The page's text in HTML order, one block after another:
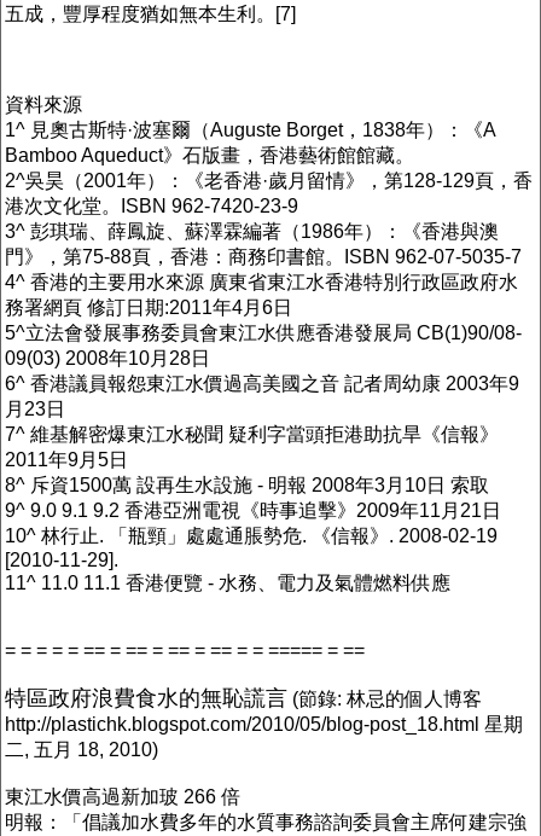
五成，豐厚程度猶如無本生利。[7]
資料來源
1^ 見奧古斯特·波塞爾（Auguste Borget，1838年）：《A
Bamboo Aqueduct》石版畫，香港藝術館館藏。
2^吳昊（2001年）：《老香港·歲月留情》，第128-129頁，香
港次文化堂。ISBN 962-7420-23-9
3^ 彭琪瑞、薛鳳旋、蘇澤霖編著（1986年）：《香港與澳
門》，第75-88頁，香港：商務印書館。ISBN 962-07-5035-7
4^ 香港的主要用水來源 廣東省東江水香港特別行政區政府水
務署網頁 修訂日期:2011年4月6日
5^立法會發展事務委員會東江水供應香港發展局 CB(1)90/08-
09(03) 2008年10月28日
6^ 香港議員報怨東江水價過高美國之音 記者周幼康 2003年9
月23日
7^ 維基解密爆東江水秘聞 疑利字當頭拒港助抗旱《信報》
2011年9月5日
8^ 斥資1500萬 設再生水設施 - 明報 2008年3月10日 索取
9^ 9.0 9.1 9.2 香港亞洲電視《時事追擊》2009年11月21日
10^ 林行止. 「瓶頸」處處通脹勢危. 《信報》. 2008-02-19
[2010-11-29].
11^ 11.0 11.1 香港便覽 - 水務、電力及氣體燃料供應
= = = = = == = == = == = == = = ===== = ==
特區政府浪費食水的無恥謊言 (節錄: 林忌的個人博客
http://plastichk.blogspot.com/2010/05/blog-post_18.html 星期
二, 五月 18, 2010)
東江水價高過新加玻 266 倍
明報：「倡議加水費多年的水質事務諮詢委員會主席何建宗強